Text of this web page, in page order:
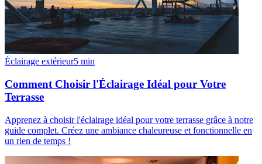
Éclairage extérieur5 min
Comment Choisir l'Éclairage Idéal pour Votre
Terrasse
Apprenez à choisir l'éclairage idéal pour votre terrasse grâce à notre
guide complet. Créez une ambiance chaleureuse et fonctionnelle en
un rien de temps !